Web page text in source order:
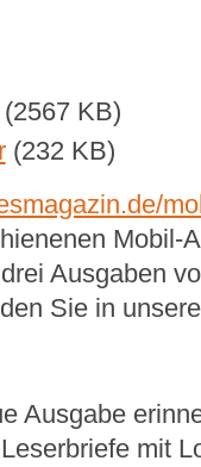
(2567 KB)
(232 KB)
Mobil-
Ausgaben
Sie in
Ausgabe
mit